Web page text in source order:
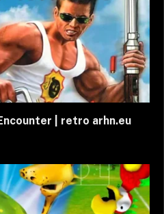
| retro arhn.eu